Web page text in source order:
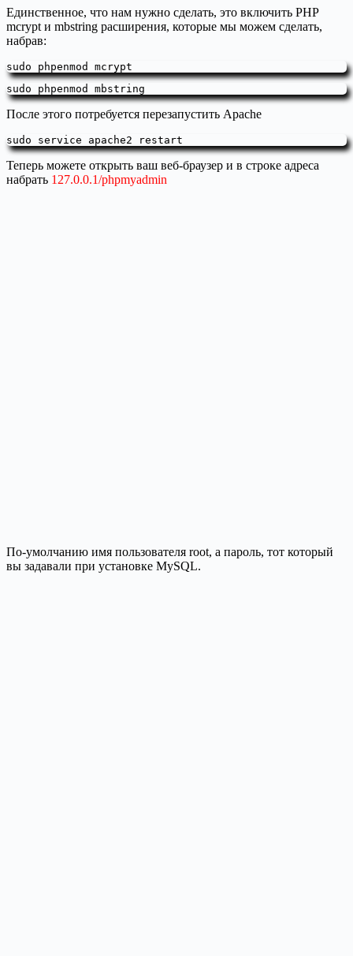
Единственное, что нам нужно сделать, это включить PHP
mcrypt и mbstring расширения, которые мы можем сделать,
набрав:
sudo phpenmod mcrypt
sudo phpenmod mbstring
После этого потребуется перезапустить Apache
sudo service apache2 restart
Теперь можете открыть ваш веб-браузер и в строке адреса
набрать 127.0.0.1/phpmyadmin
По-умолчанию имя пользователя root, а пароль, тот который
вы задавали при установке MySQL.